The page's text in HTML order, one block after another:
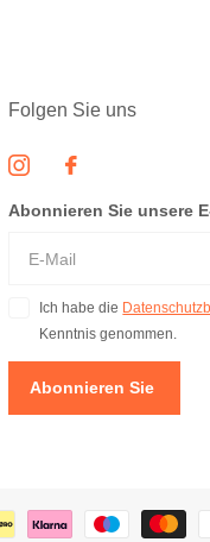
Folgen Sie uns
Abonnieren Sie unsere
Ich habe die
Kenntnis genommen.
Abonnieren Sie